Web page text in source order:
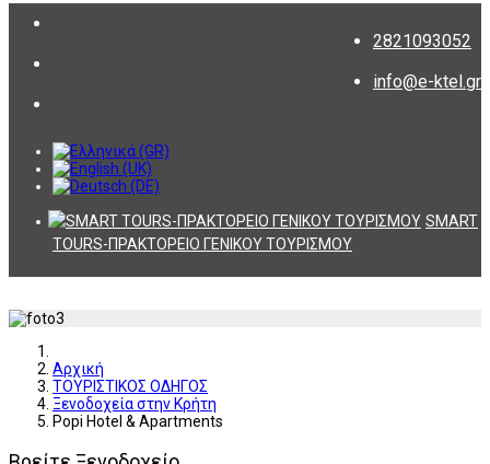
2821093052
info@e-ktel.gr
SMART
TOURS-ΠΡΑΚΤΟΡΕΙΟ ΓΕΝΙΚΟΥ ΤΟΥΡΙΣΜΟΥ
Αρχική
ΤΟΥΡΙΣΤΙΚΟΣ ΟΔΗΓΟΣ
Ξενοδοχεία στην Κρήτη
Popi Hotel & Apartments